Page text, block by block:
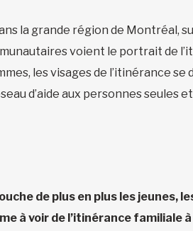
la grande région de Montréal,
voient le portrait de
les visages de l’itinérance se
d’aide aux personnes seules
de plus en plus les jeunes,
à voir de l’itinérance familiale